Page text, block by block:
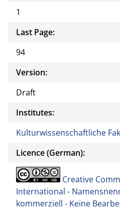
1
Last Page:
94
Version:
Draft
Institutes:
Kulturwissenschaftliche
Licence (German):
Creative
International -
kommerziell - Keine